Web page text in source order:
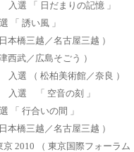
選 「 日だまりの記憶 」
「 誘い風 」
本橋三越／名古屋三越 ）
西武／広島そごう ）
選 （ 松柏美術館／奈良 ）
入選 「 空音の刻 」
「 行合いの間 」
本橋三越／名古屋三越 ）
京 2010 （ 東京国際フォーラ